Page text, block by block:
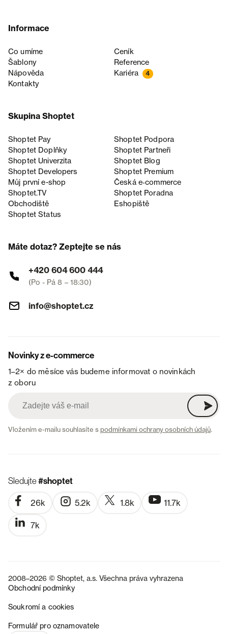
Informace
Co umíme
Ceník
Šablony
Reference
Nápověda
Kariéra 4
Kontakty
Skupina Shoptet
Shoptet Pay
Shoptet Podpora
Shoptet Doplňky
Shoptet Partneři
Shoptet Univerzita
Shoptet Blog
Shoptet Developers
Shoptet Premium
Můj první e-shop
Česká e‑commerce
Shoptet.TV
Shoptet Poradna
Obchodiště
Eshopiště
Shoptet Status
Máte dotaz? Zeptejte se nás
+420 604 600 444
(Po - Pá 8 – 18:30)
info@shoptet.cz
Novinky z e-commerce
1–2× do měsíce vás budeme informovat o novinkách
z oboru
Vložením e-mailu souhlasíte spodmínkami ochrany osobních údajů.
Sledujte#shoptet
26k 5.2k 1.8k 11.7k
7k
2008–2026 © Shoptet, a.s. Všechna práva vyhrazena
Obchodní podmínky
Soukromí a cookies
Formulář pro oznamovatele